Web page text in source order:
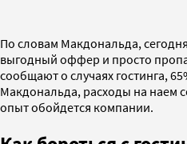
По словам Макдональда,
выгодный оффер и просто
сообщают о случаях гостинга,
Макдональда, расходы на наем
опыт обойдется компании.